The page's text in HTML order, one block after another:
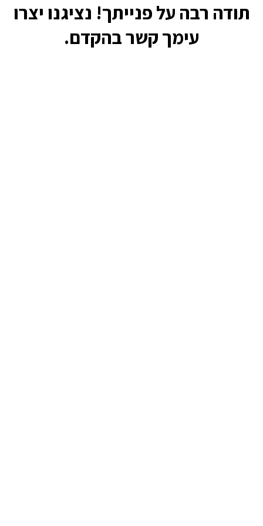
תודה רבה על פנייתך! נציגנו יצרו
עימך קשר בהקדם.